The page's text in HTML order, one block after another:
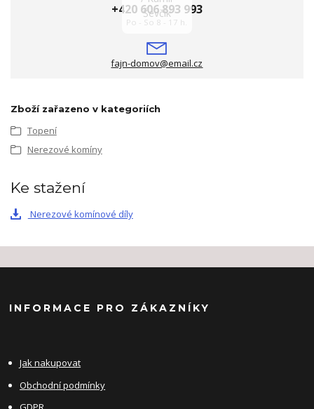
+420 606 893 993
Po - So 8 - 17 h.
fajn-domov@email.cz
Zboží zařazeno v kategoriích
Topení
Nerezové komíny
Ke stažení
Nerezové komínové díly
INFORMACE PRO ZÁKAZNÍKY
Jak nakupovat
Obchodní podmínky